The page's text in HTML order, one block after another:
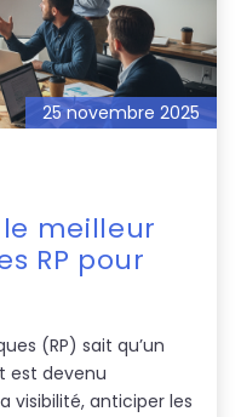
25 novembre 2025
meilleur
RP pour
(RP) sait qu’un
est devenu
visibilité, anticiper les